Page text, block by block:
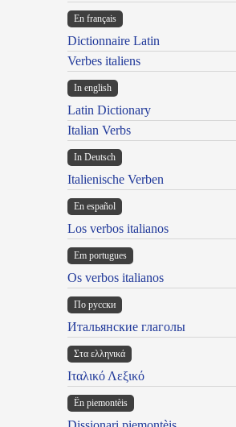
En français
Dictionnaire Latin
Verbes italiens
In english
Latin Dictionary
Italian Verbs
In Deutsch
Italienische Verben
En español
Los verbos italianos
Em portugues
Os verbos italianos
По русски
Итальянские глаголы
Στα ελληνικά
Ιταλικό Λεξικό
Ën piemontèis